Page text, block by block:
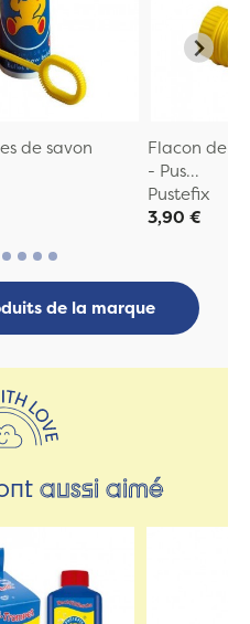
de savon
Flacon de
- Pus...
Pustefix
3,90 €
de la marque
aussi aimé